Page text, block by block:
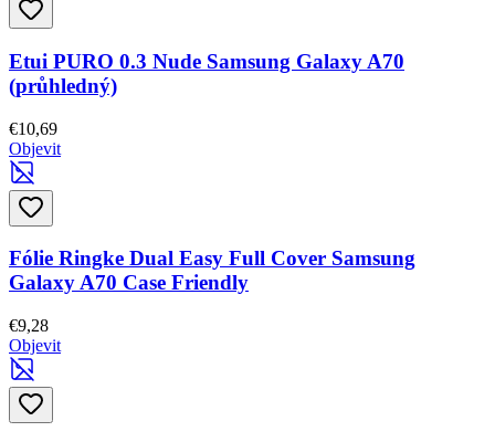
Etui PURO 0.3 Nude Samsung Galaxy A70
(průhledný)
€10,69
Objevit
Fólie Ringke Dual Easy Full Cover Samsung
Galaxy A70 Case Friendly
€9,28
Objevit